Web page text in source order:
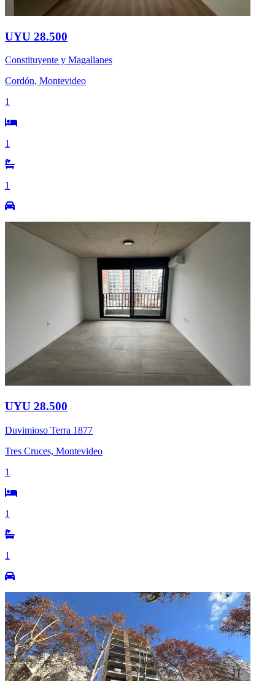
UYU 28.500
Constituyente y Magallanes
Cordón, Montevideo
1
1
1
UYU 28.500
Duvimioso Terra 1877
Tres Cruces, Montevideo
1
1
1